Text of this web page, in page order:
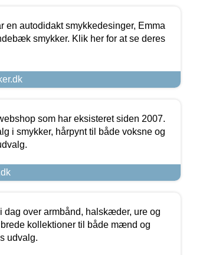
en autodidakt smykkedesinger, Emma
smykker. Klik her for at se deres
som har eksisteret siden 2007.
i smykker, hårpynt til både voksne og
over armbånd, halskæder, ure og
kollektioner til både mænd og
udvalg.